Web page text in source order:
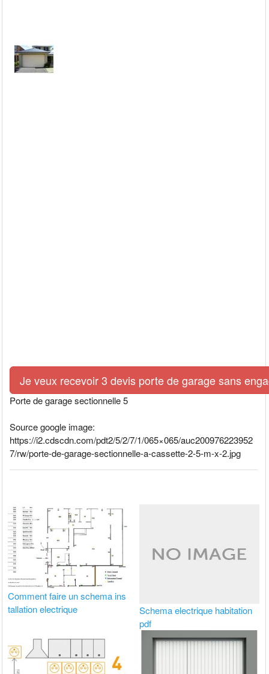
Je veux recevoir 3 devis porte de garage sans
Porte de garage sectionnelle 5
Source google image:
https://i2.cdscdn.com/pdt2/5/2/7/1/065×065/auc200976223952
7/rw/porte-de-garage-sectionnelle-a-cassette-2-5-m-x-2.jpg
Comment faire un schema ins
tallation electrique
Schema electrique habitation
pdf